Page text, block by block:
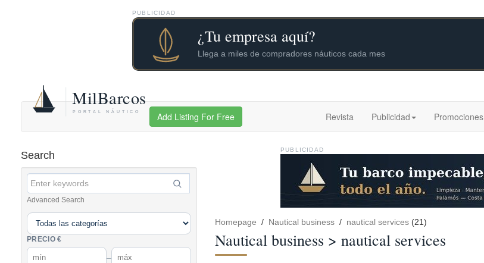
PUBLICIDAD
Add Listing For Free Revista Publicidad Promociones
Search
Advanced Search
PRECIO €
–
PUBLICIDAD
Homepage / Nautical business / nautical services (21)
Nautical business > nautical services